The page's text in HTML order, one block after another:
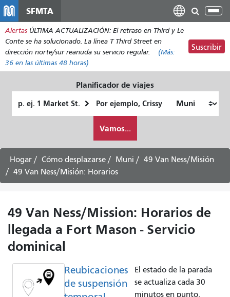
contenido
principal
SFMTA
Alertas ÚLTIMA ACTUALIZACIÓN: El retraso en Third y Le
Conte se ha solucionado. La línea T Third Street en
dirección norte/sur reanuda su servicio regular.
(Más:
36 en las últimas 48 horas)
Suscribir
Planificador de viajes
de
quiero
viajar
Vamos...
Hogar Cómo desplazarse Muni
49 Van Ness/Misión
49 Van Ness/Misión: Horarios
49 Van Ness/Mission: Horarios de
llegada a Fort Mason - Servicio
dominical
Reubicaciones
de suspensión
El estado de la parada
se actualiza cada 30
minutos en punto.